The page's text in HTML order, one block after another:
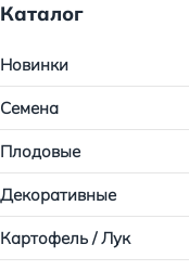
Каталог
Новинки
Семена
Плодовые
Декоративные
Картофель / Лук